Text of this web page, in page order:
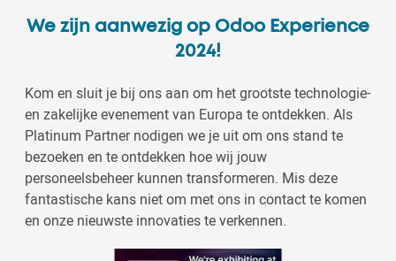
We zijn aanwezig op Odoo Experience
2024!
Kom en sluit je bij ons aan om het grootste technologie-
en zakelijke evenement van Europa te ontdekken. Als
Platinum Partner nodigen we je uit om ons stand te
bezoeken en te ontdekken hoe wij jouw
personeelsbeheer kunnen transformeren. Mis deze
fantastische kans niet om met ons in contact te komen
en onze nieuwste innovaties te verkennen.